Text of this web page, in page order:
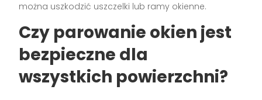
można uszkodzić uszczelki lub ramy okienne.
Czy parowanie okien jest
bezpieczne dla
wszystkich powierzchni?